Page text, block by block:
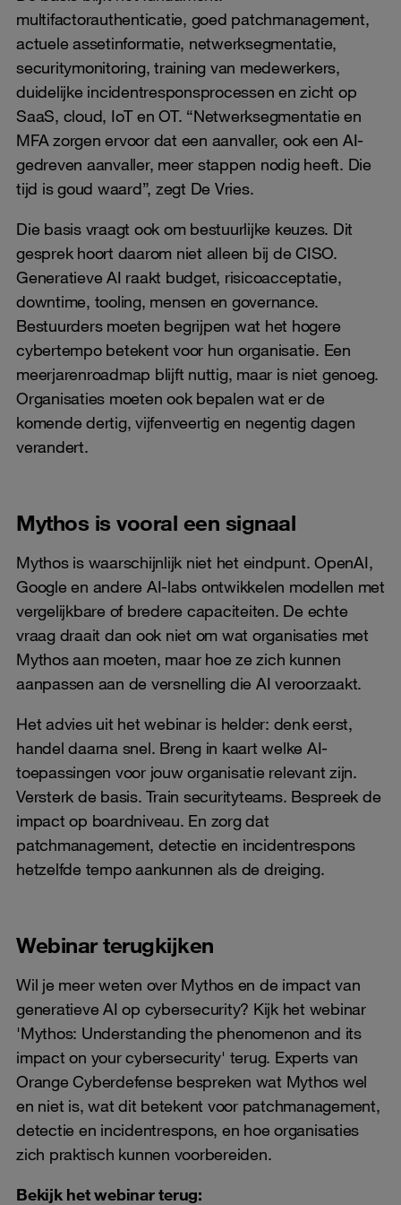
multifactorauthenticatie, goed patchmanagement,
actuele assetinformatie, netwerksegmentatie,
securitymonitoring, training van medewerkers,
duidelijke incidentresponsprocessen en zicht op
SaaS, cloud, IoT en OT. “Netwerksegmentatie en
MFA zorgen ervoor dat een aanvaller, ook een AI-
gedreven aanvaller, meer stappen nodig heeft. Die
tijd is goud waard”, zegt De Vries.
Die basis vraagt ook om bestuurlijke keuzes. Dit
gesprek hoort daarom niet alleen bij de CISO.
Generatieve AI raakt budget, risicoacceptatie,
downtime, tooling, mensen en governance.
Bestuurders moeten begrijpen wat het hogere
cybertempo betekent voor hun organisatie. Een
meerjarenroadmap blijft nuttig, maar is niet genoeg.
Organisaties moeten ook bepalen wat er de
komende dertig, vijfenveertig en negentig dagen
verandert.
Mythos is vooral een signaal
Mythos is waarschijnlijk niet het eindpunt. OpenAI,
Google en andere AI-labs ontwikkelen modellen met
vergelijkbare of bredere capaciteiten. De echte
vraag draait dan ook niet om wat organisaties met
Mythos aan moeten, maar hoe ze zich kunnen
aanpassen aan de versnelling die AI veroorzaakt.
Het advies uit het webinar is helder: denk eerst,
handel daarna snel. Breng in kaart welke AI-
toepassingen voor jouw organisatie relevant zijn.
Versterk de basis. Train securityteams. Bespreek de
impact op boardniveau. En zorg dat
patchmanagement, detectie en incidentrespons
hetzelfde tempo aankunnen als de dreiging.
Webinar terugkijken
Wil je meer weten over Mythos en de impact van
generatieve AI op cybersecurity? Kijk het webinar
'Mythos: Understanding the phenomenon and its
impact on your cybersecurity' terug. Experts van
Orange Cyberdefense bespreken wat Mythos wel
en niet is, wat dit betekent voor patchmanagement,
detectie en incidentrespons, en hoe organisaties
zich praktisch kunnen voorbereiden.
Bekijk het webinar terug: